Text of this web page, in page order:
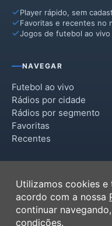
Player rápido, sem
Favoritas e recentes no
Jogos de futebol ao vivo
NAVEGAR
Futebol ao vivo
Rádios por cidade
Rádios por segmento
Favoritas
Recentes
Termos de Uso
Política de Privacidade
Ferramentas
Utilizamos cookies e
acordo com a nossa
continuar
condições.